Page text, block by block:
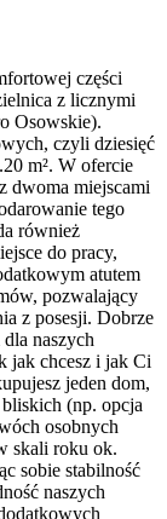
części
z licznymi
Osowskie).
czyli dziesięć
m². W ofercie
dwoma miejscami
tego
również
do pracy,
atutem
pozwalający
z posesji. Dobrze
naszych
jak chcesz i jak Ci
jeden dom,
(np. opcja
osobnych
skali roku ok.
sobie stabilność
naszych